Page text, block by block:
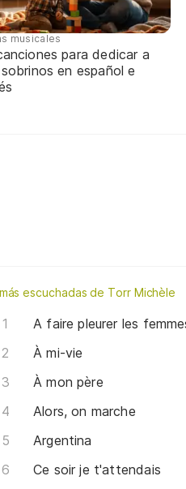
musicales
para dedicar a
en español e
escuchadas de Torr Michèle
A faire pleurer les
À mi-vie
À mon père
Alors, on marche
Argentina
Ce soir je t'attendais